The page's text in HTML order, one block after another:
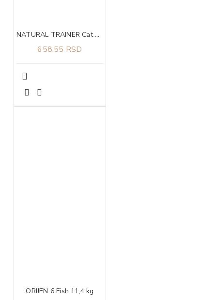
NATURAL TRAINER Cat urinary piletina za odrasle mačke 300g
658,55 RSD
ORIJEN 6 Fish 11,4 kg